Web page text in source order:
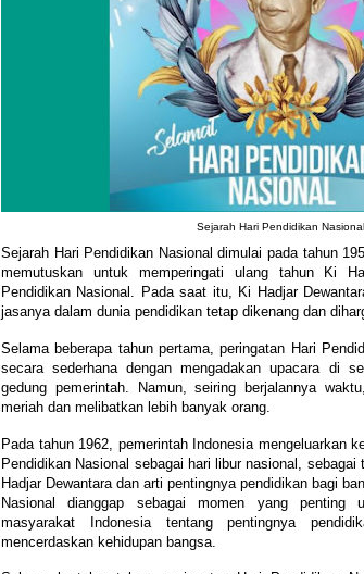
Sejarah Hari Pendidikan Nasional
Sejarah Hari Pendidikan Nasional dimulai pada tahun
memutuskan untuk memperingati ulang tahun Ki
Pendidikan Nasional. Pada saat itu, Ki Hadjar
jasanya dalam dunia pendidikan tetap dikenang dan
Selama beberapa tahun pertama, peringatan Hari
secara sederhana dengan mengadakan upacara di
gedung pemerintah. Namun, seiring berjalannya
meriah dan melibatkan lebih banyak orang.
Pada tahun 1962, pemerintah Indonesia mengeluarkan
Pendidikan Nasional sebagai hari libur nasional, sebagai
Hadjar Dewantara dan arti pentingnya pendidikan bagi
Nasional dianggap sebagai momen yang penting
masyarakat Indonesia tentang pentingnya
mencerdaskan kehidupan bangsa.